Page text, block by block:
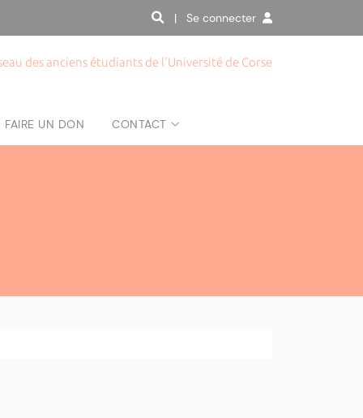
| Se connecter
des anciens étudiants de l'Université de Corse
FAIRE UN DON CONTACT